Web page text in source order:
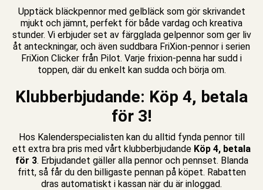
Upptäck bläckpennor med gelbläck som gör skrivandet
mjukt och jämnt, perfekt för både vardag och kreativa
stunder. Vi erbjuder set av färgglada gelpennor som ger liv
åt anteckningar, och även suddbara FriXion-pennor i serien
FriXion Clicker från Pilot. Varje frixion-penna har sudd i
toppen, där du enkelt kan sudda och börja om.
Klubberbjudande: Köp 4, betala
för 3!
Hos Kalenderspecialisten kan du alltid fynda pennortill
ett extra bra pris med vårt klubberbjudande Köp 4, betala
för 3. Erbjudandet gäller alla pennor och pennset. Blanda
fritt, så får du den billigaste pennan på köpet. Rabatten
dras automatiskt i kassan när du är inloggad.